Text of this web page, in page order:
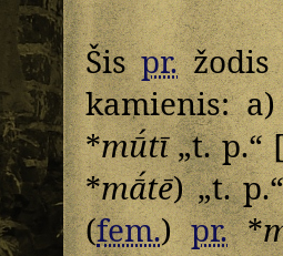
Šispr.žodis
kamienis:
*mū́tī„t. p.“
*mā́tē) „t.
(fem.)pr.*